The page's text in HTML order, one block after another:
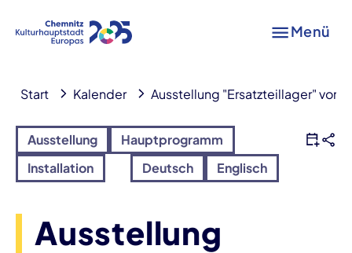
Menü
Start Kalender Ausstellung "Ersatzteillager" von
Ausstellung
Hauptprogramm
Installation
Deutsch Englisch
Ausstellung